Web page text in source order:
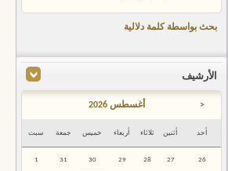
بحث بواسطة كلمة دلالية
الأرشيف
< أغسطس 2026
أحد أثنين ثلاثاء أربعاء خميس جمعة سبت
26
27
28
29
30
31
1